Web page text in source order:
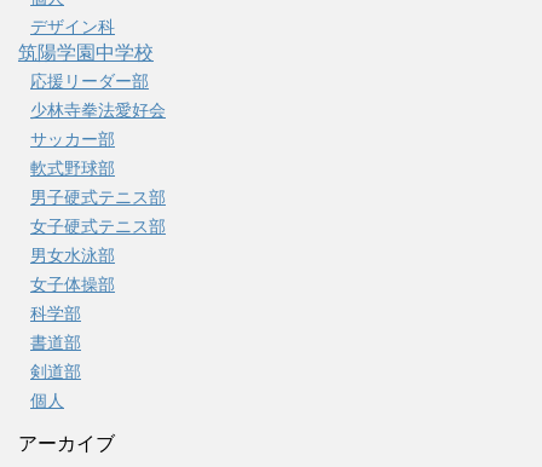
デザイン科
筑陽学園中学校
応援リーダー部
少林寺拳法愛好会
サッカー部
軟式野球部
男子硬式テニス部
女子硬式テニス部
男女水泳部
女子体操部
科学部
書道部
剣道部
個人
アーカイブ